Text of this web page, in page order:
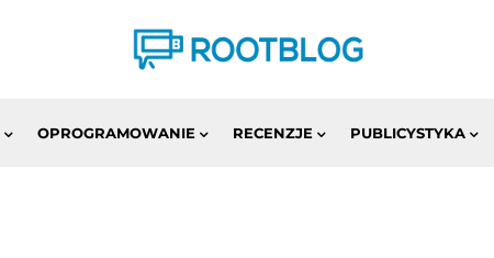
OPROGRAMOWANIE RECENZJE PUBLICYSTYKA